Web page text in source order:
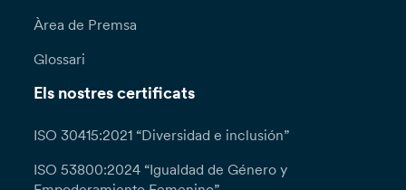
Àrea de Premsa
Glossari
Els nostres certificats
ISO 30415:2021 “Diversidad e inclusión”
ISO 53800:2024 “Igualdad de Género y